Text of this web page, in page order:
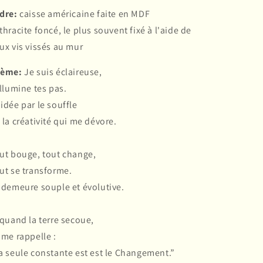
caisse américaine faite en MDF
foncé, le plus souvent fixé à l'aide de
vis vissés au mur
Je suis éclaireuse,
tes pas.
par le souffle
la créativité qui me dévore.
bouge, tout change,
se transforme.
souple et évolutive.
la terre secoue,
rappelle :
seule constante est est le Changement.”